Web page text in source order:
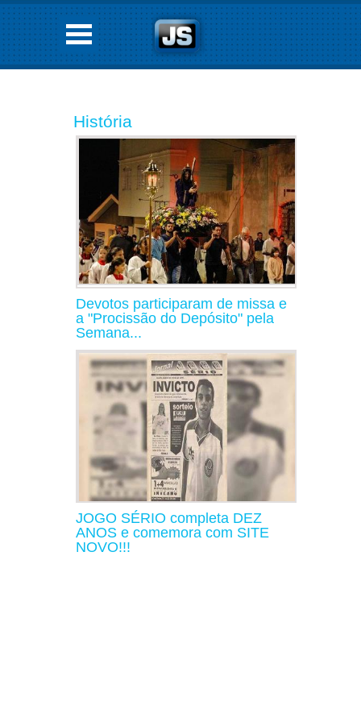
História
Devotos participaram de missa e
a "Procissão do Depósito" pela
Semana...
JOGO SÉRIO completa DEZ
ANOS e comemora com SITE
NOVO!!!